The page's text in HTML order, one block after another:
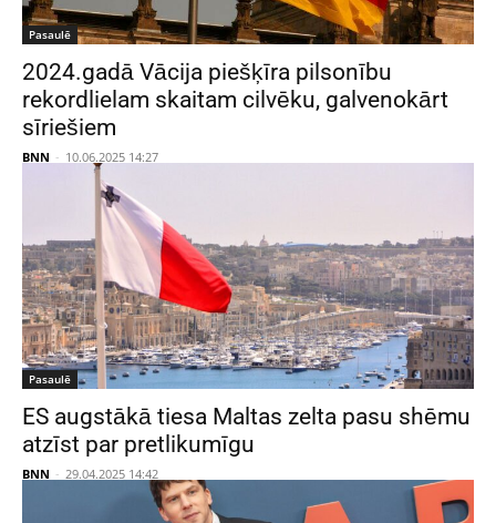
Pasaulē
2024.gadā Vācija piešķīra pilsonību
rekordlielam skaitam cilvēku, galvenokārt
sīriešiem
BNN - 10.06.2025 14:27
Pasaulē
ES augstākā tiesa Maltas zelta pasu shēmu
atzīst par pretlikumīgu
BNN - 29.04.2025 14:42